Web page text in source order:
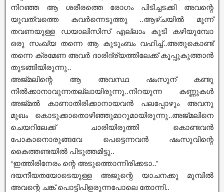
നിറഞ്ഞ ആ ശരീരത്തെ രോഗം പിടിച്ചടക്കി അവന്റെ
യുവത്വത്തെ കവർന്നെടുത്തു ..ആഴ്ചയിൽ മൂന്ന്
തവണയുള്ള ഡയാലിസിസ് എല്ലാം കൂടി കഴിയുമ്പോ
ഒരു സംഖ്യ തന്നെ ആ കുടുംബം വഹിച്ച്..അതുകൊണ്ട്
തന്നെ ക്രമേണ അവർ ദാരിദ്ര്യത്തിലേക്ക് കൂപ്പുകുത്താൻ
തുടങ്ങിയിരുന്നു..
അജ്മലിന്റെ ആ അവസ്ഥ ഷംസുന് കണ്ടു
നിൽക്കാനാവുന്നതല്ലായിരുന്നു..നിറയുന്ന കണ്ണുകൾ
അജ്മൽ കാണാതിരിക്കാനായവൻ പലപ്പോഴും അവനു
മുഖം കൊടുക്കാതൊഴിഞ്ഞുമാറുമായിരുന്നു..അജ്മലിനെ
ചെയറിലേക്ക് ചാരിയിരുത്തി കൊണ്ടവൻ
പോകാനൊരുങ്ങവേ പെട്ടെന്നവൻ ഷംസുവിന്റെ
കൈത്തണ്ടയിൽ പിടുത്തമിട്ടു..
“ഇത്തിരിനേരം ന്റെ അടുത്തൊന്നിരിക്കടാ..”
ദയനീയതയോടെയുള്ള അജുന്റെ യാചനക്കു മുമ്പിൽ
അവന്റെ ചങ്ക് പൊട്ടിപിളരുന്നപോലെ തോന്നി..